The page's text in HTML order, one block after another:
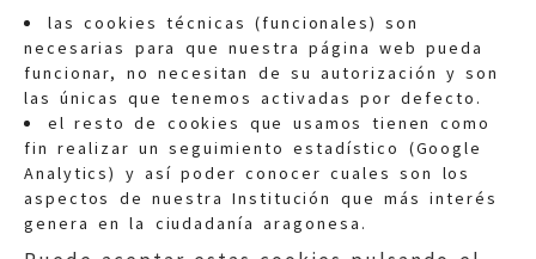
las cookies técnicas (funcionales) son
necesarias para que nuestra página web pueda
funcionar, no necesitan de su autorización y son
las únicas que tenemos activadas por defecto.
el resto de cookies que usamos tienen como
fin realizar un seguimiento estadístico (Google
Analytics) y así poder conocer cuales son los
aspectos de nuestra Institución que más interés
genera en la ciudadanía aragonesa.
Quejas:quejas@eljusticiadearagon.es
Información general:
informacion@eljusticiadearagon.es
Teléfonos:900 210 210/